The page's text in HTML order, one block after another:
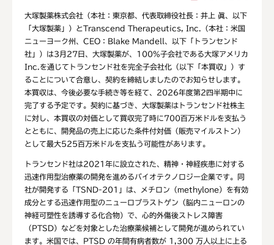
大塚製薬株式会社（本社：東京都、代表取締役社長：井上 眞、以下
「大塚製薬」）とTranscend Therapeutics, Inc.（本社：米国
ニューヨーク州、CEO：Blake Mandell、以下「トランセンド
社」）は3月27日、大塚製薬が、100%子会社である大塚アメリカ
Inc.を通じてトランセンド社を完全子会社化（以下「本買収」）す
ることについて合意し、契約を締結しましたのでお知らせします。
本買収は、今後必要な手続き等を経て、2026年度第2四半期中に
完了する予定です。契約に基づき、大塚製薬はトランセンド社株主
に対し、本買収の対価として買収完了時に700百万米ドルを支払う
とともに、開発品の売上に応じた条件付対価（販売マイルストン）
として最大525百万米ドルを支払う可能性があります。
トランセンド社は2021年に設立された、精神・神経疾患に対する
迅速作用型治療薬の開発を進めるバイオテクノロジー企業です。同
社が開発する「TSND-201」は、メチロン（methylone）を有効
成分とする迅速作用型のニューロプラストゲン（脳内ニューロンの
神経可塑性を誘導する化合物）で、心的外傷後ストレス障害
（PTSD）などを対象とした治療薬候補として開発が進められてい
ます。米国では、PTSD の年間有病者数が 1,300 万人以上に上る